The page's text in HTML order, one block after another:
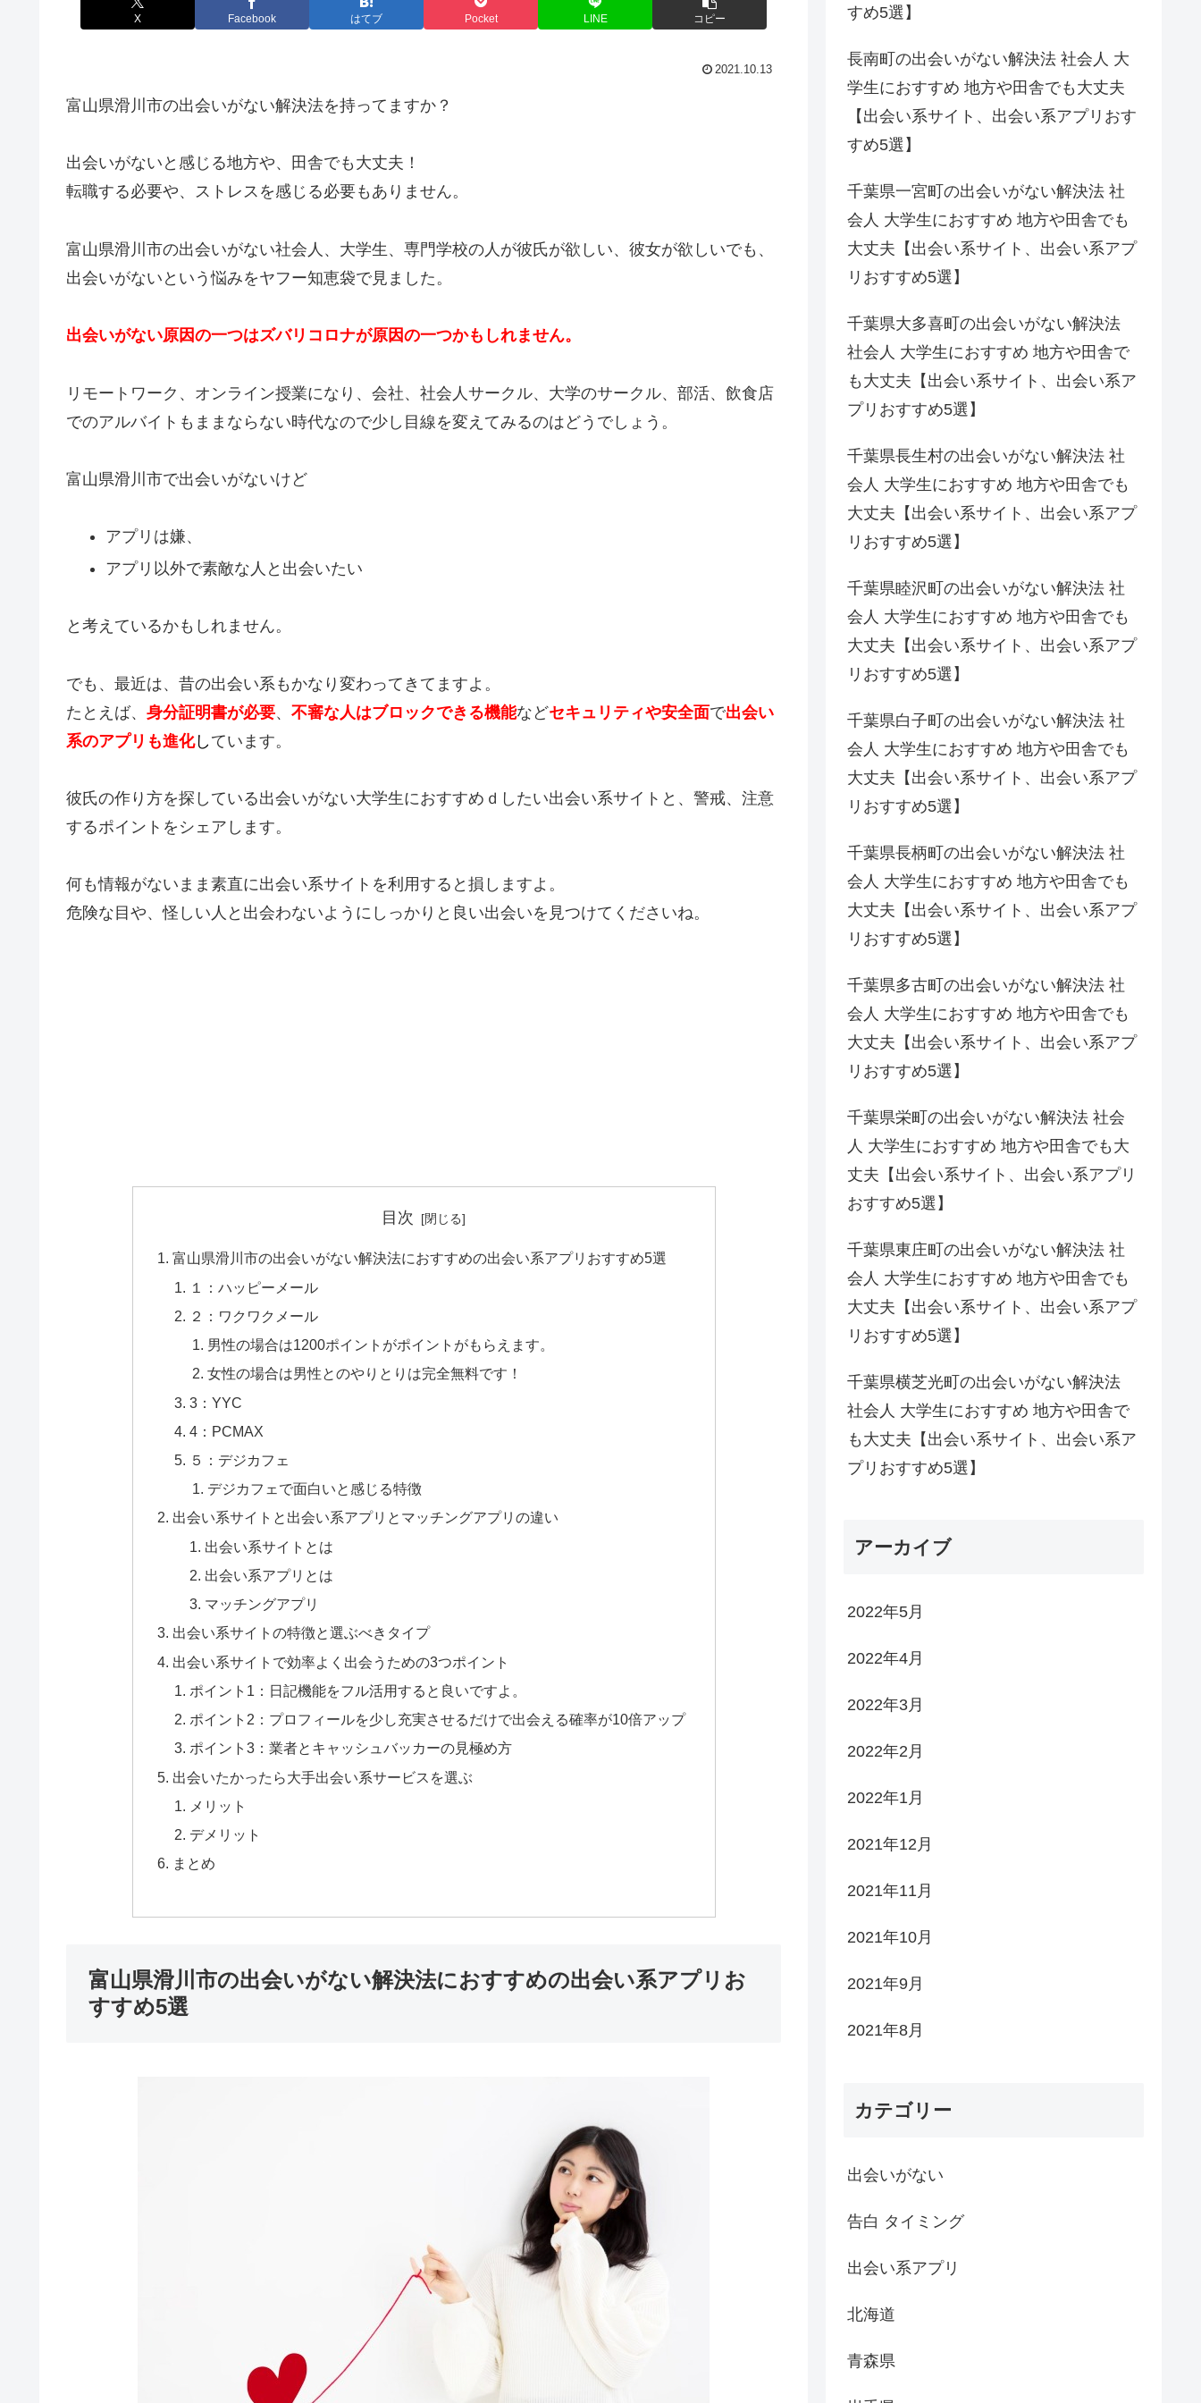
X Facebook はてブ Pocket LINE コピー
2021.10.13
富山県滑川市の出会いがない解決法を持ってますか？
出会いがないと感じる地方や、田舎でも大丈夫！
転職する必要や、ストレスを感じる必要もありません。
富山県滑川市の出会いがない社会人、大学生、専門学校の人が彼氏が欲しい、彼女が欲しいでも、
出会いがないという悩みをヤフー知恵袋で見ました。
出会いがない原因の一つはズバリコロナが原因の一つかもしれません。
リモートワーク、オンライン授業になり、会社、社会人サークル、大学のサークル、部活、飲食店
でのアルバイトもままならない時代なので少し目線を変えてみるのはどうでしょう。
富山県滑川市で出会いがないけど
アプリは嫌、
アプリ以外で素敵な人と出会いたい
と考えているかもしれません。
でも、最近は、昔の出会い系もかなり変わってきてますよ。
たとえば、 身分証明書が必要、 不審な人はブロックできる機能などセキュリティや安全面で出会い
系のアプリも進化し ています。
彼氏の作り方を探している出会いがない大学生におすすめｄしたい出会い系サイトと、警戒、注意
するポイントをシェアします。
何も情報がないまま素直に出会い系サイトを利用すると損しますよ。
危険な目や、怪しい人と出会わないようにしっかりと良い出会いを見つけてくださいね。
目次
富山県滑川市の出会いがない解決法におすすめの出会い系アプリおすすめ5選
１：ハッピーメール
２：ワクワクメール
男性の場合は1200ポイントがポイントがもらえます。
女性の場合は男性とのやりとりは完全無料です！
3：YYC
4：PCMAX
５：デジカフェ
デジカフェで面白いと感じる特徴
出会い系サイトと出会い系アプリとマッチングアプリの違い
出会い系サイトとは
出会い系アプリとは
マッチングアプリ
出会い系サイトの特徴と選ぶべきタイプ
出会い系サイトで効率よく出会うための3つポイント
ポイント1：日記機能をフル活用すると良いですよ。
ポイント2：プロフィールを少し充実させるだけで出会える確率が10倍アップ
ポイント3：業者とキャッシュバッカーの見極め方
出会いたかったら大手出会い系サービスを選ぶ
メリット
デメリット
まとめ
富山県滑川市の出会いがない解決法におすすめの出会い系アプリお
すすめ5選
すめ5選】
長南町の出会いがない解決法 社会人 大
学生におすすめ 地方や田舎でも大丈夫
【出会い系サイト、出会い系アプリおす
すめ5選】
千葉県一宮町の出会いがない解決法 社
会人 大学生におすすめ 地方や田舎でも
大丈夫【出会い系サイト、出会い系アプ
リおすすめ5選】
千葉県大多喜町の出会いがない解決法
社会人 大学生におすすめ 地方や田舎で
も大丈夫【出会い系サイト、出会い系ア
プリおすすめ5選】
千葉県長生村の出会いがない解決法 社
会人 大学生におすすめ 地方や田舎でも
大丈夫【出会い系サイト、出会い系アプ
リおすすめ5選】
千葉県睦沢町の出会いがない解決法 社
会人 大学生におすすめ 地方や田舎でも
大丈夫【出会い系サイト、出会い系アプ
リおすすめ5選】
千葉県白子町の出会いがない解決法 社
会人 大学生におすすめ 地方や田舎でも
大丈夫【出会い系サイト、出会い系アプ
リおすすめ5選】
千葉県長柄町の出会いがない解決法 社
会人 大学生におすすめ 地方や田舎でも
大丈夫【出会い系サイト、出会い系アプ
リおすすめ5選】
千葉県多古町の出会いがない解決法 社
会人 大学生におすすめ 地方や田舎でも
大丈夫【出会い系サイト、出会い系アプ
リおすすめ5選】
千葉県栄町の出会いがない解決法 社会
人 大学生におすすめ 地方や田舎でも大
丈夫【出会い系サイト、出会い系アプリ
おすすめ5選】
千葉県東庄町の出会いがない解決法 社
会人 大学生におすすめ 地方や田舎でも
大丈夫【出会い系サイト、出会い系アプ
リおすすめ5選】
千葉県横芝光町の出会いがない解決法
社会人 大学生におすすめ 地方や田舎で
も大丈夫【出会い系サイト、出会い系ア
プリおすすめ5選】
アーカイブ
2022年5月
2022年4月
2022年3月
2022年2月
2022年1月
2021年12月
2021年11月
2021年10月
2021年9月
2021年8月
カテゴリー
出会いがない
告白 タイミング
出会い系アプリ
北海道
青森県